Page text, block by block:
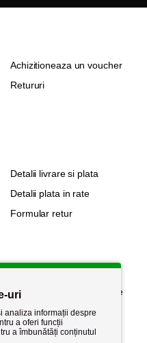
Achizitioneaza un voucher
Retururi
Detalii livrare si plata
Detalii plata in rate
Formular retur
Politica de confidențialitate
Politica de retur
Termeni si conditii
uri
analiza informații despre
a oferi funcții
a îmbunătăți conținutul